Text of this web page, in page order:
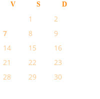
V S D
1
2
7 8
9
14 15
16
21 22
23
28 29
30